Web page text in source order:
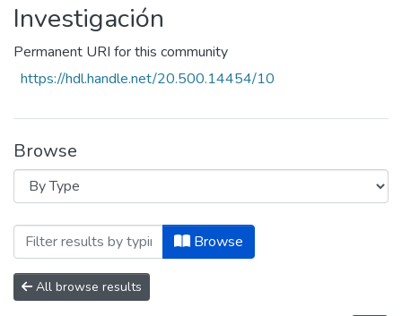
Communities
Collections
Policies
Investigación
Permanent URI for this community
https://hdl.handle.net/20.500.14454/10
Browse
Browsing Investigación by Type "book"
Browse
All browse results